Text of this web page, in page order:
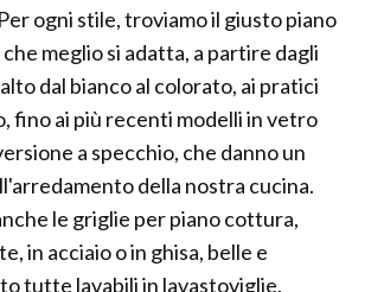
ogni stile, troviamo il giusto piano
meglio si adatta, a partire dagli
dal bianco al colorato, ai pratici
fino ai più recenti modelli in vetro
a specchio, che danno un
della nostra cucina.
le griglie per piano cottura,
in acciaio o in ghisa, belle e
tutte lavabili in lavastoviglie.